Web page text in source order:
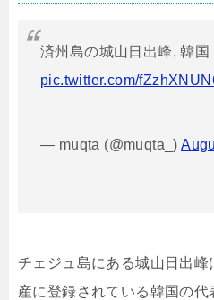
済州島の城山日出峰, 韓国
pic.twitter.com/
— muqta (@muqta_)
チェジュ島にある城山日出
産に登録されている韓国の代